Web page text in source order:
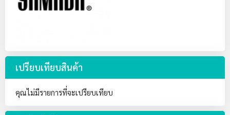
เปรียบเทียบสินค้า
คุณไม่มีรายการที่จะเปรียบเทียบ